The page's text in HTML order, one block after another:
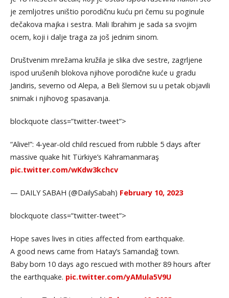
je zemljotres uništio porodičnu kuću pri čemu su poginule
dečakova majka i sestra. Mali Ibrahim je sada sa svojim
ocem, koji i dalje traga za još jednim sinom.
Društvenim mrežama kružila je slika dve sestre, zagrljene
ispod urušenih blokova njihove porodične kuće u gradu
Jandiris, severno od Alepa, a Beli šlemovi su u petak objavili
snimak i njihovog spasavanja.
blockquote class=”twitter-tweet”>
“Alive!”: 4-year-old child rescued from rubble 5 days after
massive quake hit Türkiye’s Kahramanmaraş
pic.twitter.com/wKdw3kchcv
— DAILY SABAH (@DailySabah) February 10, 2023
blockquote class=”twitter-tweet”>
Hope saves lives in cities affected from earthquake.
A good news came from Hatay’s Samandağ town.
Baby born 10 days ago rescued with mother 89 hours after
the earthquake. pic.twitter.com/yAMula5V9U